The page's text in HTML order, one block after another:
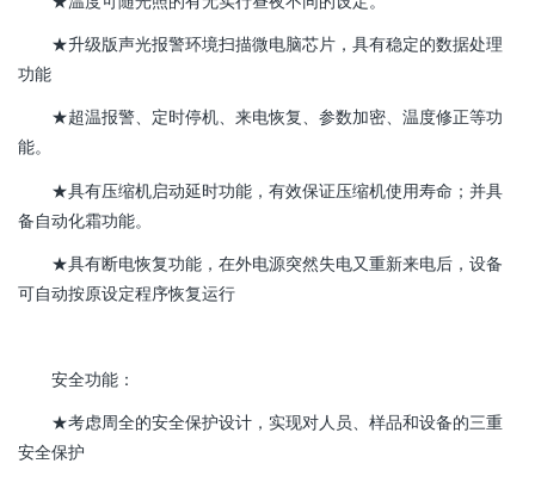
★升级版声光报警环境扫描微电脑芯片，具有稳定的数据处理
功能
★超温报警、定时停机、来电恢复、参数加密、温度修正等功
能。
★具有压缩机启动延时功能，有效保证压缩机使用寿命；并具
备自动化霜功能。
★具有断电恢复功能，在外电源突然失电又重新来电后，设备
可自动按原设定程序恢复运行
安全功能：
★考虑周全的安全保护设计，实现对人员、样品和设备的三重
安全保护